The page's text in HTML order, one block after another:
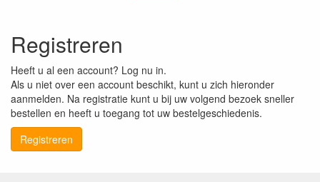
Registreren
Heeft u al een account? Log nu in.
Als u niet over een account beschikt, kunt u zich hieronder
aanmelden. Na registratie kunt u bij uw volgend bezoek sneller
bestellen en heeft u toegang tot uw bestelgeschiedenis.
Registreren